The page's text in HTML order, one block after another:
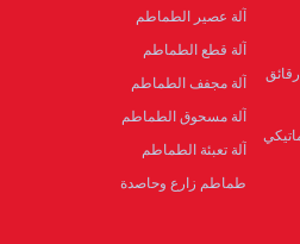
آلة عصير الطماطم
آلة قطع الطماطم
آلة مجفف الطماطم
آلة مسحوق الطماطم
آلة تعبئة الطماطم
طماطم زارع وحاصدة